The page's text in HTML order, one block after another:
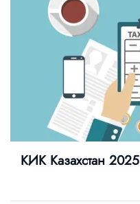
КИК Казахстан 2025